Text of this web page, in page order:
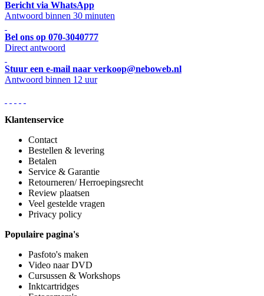
Bericht via WhatsApp
Antwoord binnen 30 minuten
Bel ons op 070-3040777
Direct antwoord
Stuur een e-mail naar verkoop@neboweb.nl
Antwoord binnen 12 uur
Klantenservice
Contact
Bestellen & levering
Betalen
Service & Garantie
Retourneren/ Herroepingsrecht
Review plaatsen
Veel gestelde vragen
Privacy policy
Populaire pagina's
Pasfoto's maken
Video naar DVD
Cursussen & Workshops
Inktcartridges